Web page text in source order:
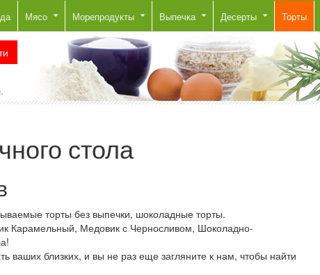
Мясо Морепродукты Выпечка Десерты Торты
стола
торты без выпечки, шоколадные торты.
Карамельный, Медовик с Черносливом, Шоколадно-
ваших близких, и вы не раз еще загляните к нам, чтобы найти